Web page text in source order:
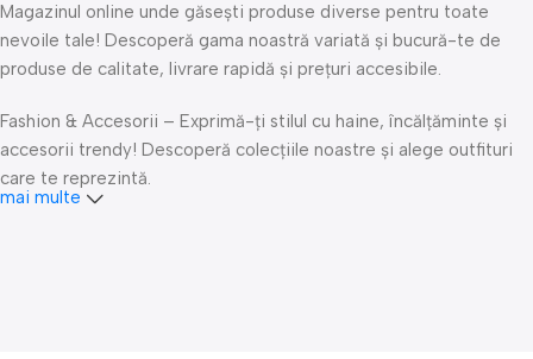
Magazinul online unde găsești produse diverse pentru toate
nevoile tale! Descoperă gama noastră variată și bucură-te de
produse de calitate, livrare rapidă și prețuri accesibile.
Fashion & Accesorii – Exprimă-ți stilul cu haine, încălțăminte și
accesorii trendy! Descoperă colecțiile noastre și alege outfituri
care te reprezintă.
mai multe